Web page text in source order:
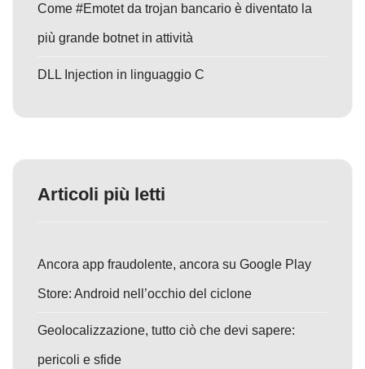
Come #Emotet da trojan bancario è diventato la
più grande botnet in attività
DLL Injection in linguaggio C
Articoli più letti
Ancora app fraudolente, ancora su Google Play
Store: Android nell’occhio del ciclone
Geolocalizzazione, tutto ciò che devi sapere:
pericoli e sfide